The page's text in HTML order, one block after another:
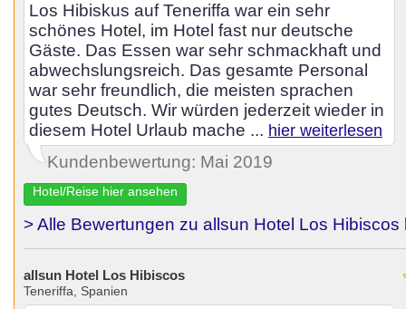
Los Hibiskus auf Teneriffa war ein sehr
schönes Hotel, im Hotel fast nur deutsche
Gäste. Das Essen war sehr schmackhaft und
abwechslungsreich. Das gesamte Personal
war sehr freundlich, die meisten sprachen
gutes Deutsch. Wir würden jederzeit wieder in
diesem Hotel Urlaub mache ... hier weiterlesen
Kundenbewertung: Mai 2019
Hotel/Reise hier ansehen
> Alle Bewertungen zu allsun Hotel Los Hibiscos
allsun Hotel Los Hibiscos
Teneriffa, Spanien